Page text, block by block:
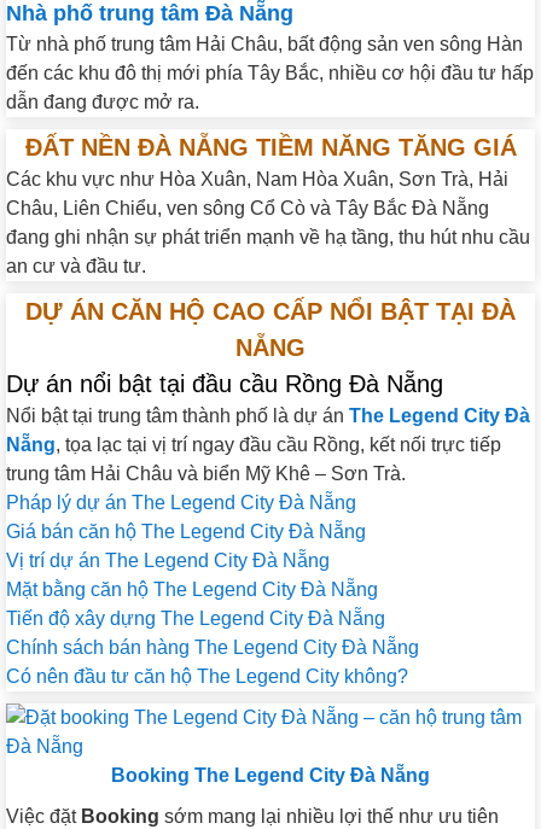
Nhà phố trung tâm Đà Nẵng
Từ nhà phố trung tâm Hải Châu, bất động sản ven sông Hàn
đến các khu đô thị mới phía Tây Bắc, nhiều cơ hội đầu tư hấp
dẫn đang được mở ra.
ĐẤT NỀN ĐÀ NẴNG TIỀM NĂNG TĂNG GIÁ
Các khu vực như Hòa Xuân, Nam Hòa Xuân, Sơn Trà, Hải
Châu, Liên Chiểu, ven sông Cổ Cò và Tây Bắc Đà Nẵng
đang ghi nhận sự phát triển mạnh về hạ tầng, thu hút nhu cầu
an cư và đầu tư.
DỰ ÁN CĂN HỘ CAO CẤP NỔI BẬT TẠI ĐÀ
NẴNG
Dự án nổi bật tại đầu cầu Rồng Đà Nẵng
Nổi bật tại trung tâm thành phố là dự án The Legend City Đà
Nẵng, tọa lạc tại vị trí ngay đầu cầu Rồng, kết nối trực tiếp
trung tâm Hải Châu và biển Mỹ Khê – Sơn Trà.
Pháp lý dự án The Legend City Đà Nẵng
Giá bán căn hộ The Legend City Đà Nẵng
Vị trí dự án The Legend City Đà Nẵng
Mặt bằng căn hộ The Legend City Đà Nẵng
Tiến độ xây dựng The Legend City Đà Nẵng
Chính sách bán hàng The Legend City Đà Nẵng
Có nên đầu tư căn hộ The Legend City không?
Booking The Legend City Đà Nẵng
Việc đặt Booking sớm mang lại nhiều lợi thế như ưu tiên